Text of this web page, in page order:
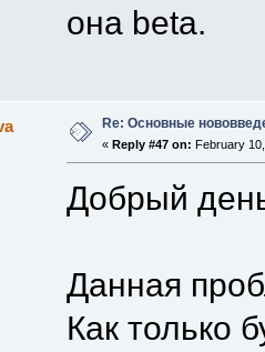
она beta.
Re: Основные
« Reply #47 on: February
Добрый
Данная
Как только